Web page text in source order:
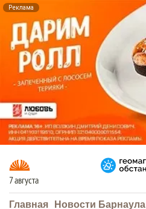
Реклама
7 августа
Главная Новости Барнаула